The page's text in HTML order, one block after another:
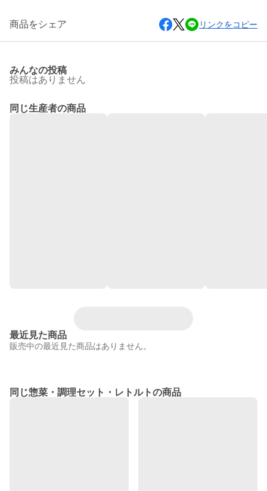
商品をシェア リンクをコピー
みんなの投稿
投稿はありません
同じ生産者の商品
最近見た商品
販売中の最近見た商品はありません。
同じ惣菜・調理セット・レトルトの商品